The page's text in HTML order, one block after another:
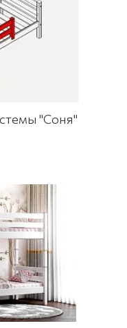
"Соня"